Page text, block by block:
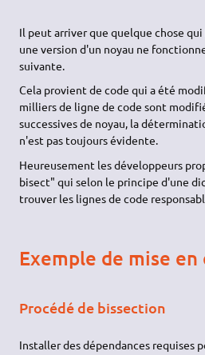
Il peut arriver que quelque chose
une version d'un noyau ne
suivante.
Cela provient de code qui a été
milliers de ligne de code sont
successives de noyau, la
n'est pas toujours évidente.
Heureusement les développeurs
bisect" qui selon le principe d'une
trouver les lignes de code
Exemple de mise en
Procédé de bissection
Installer des dépendances requises